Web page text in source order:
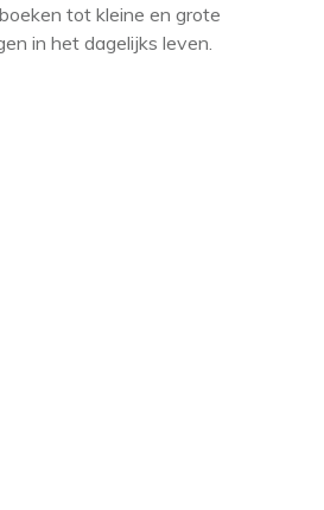
tot kleine en grote
in het dagelijks leven.